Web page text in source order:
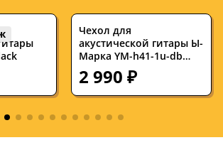
—
Чехол для
акустической гитары Ы-
Марка YM-h41-1u-db
Пихта 41 Blue
2 990 ₽